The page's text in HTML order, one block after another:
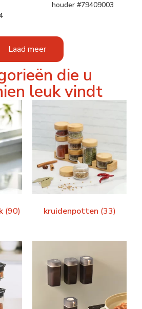
houder #79409003
Laad meer
die u
leuk vindt
(90) kruidenpotten (33)